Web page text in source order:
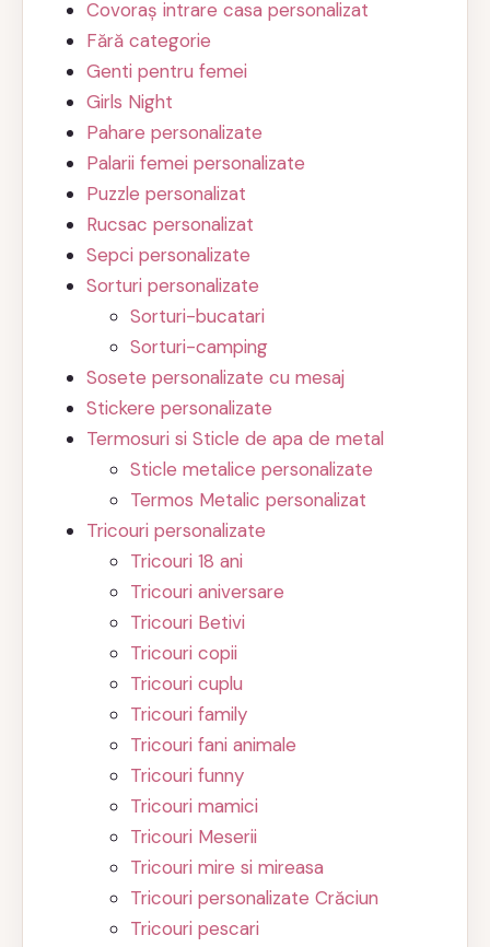
Covoraș intrare casa personalizat
Fără categorie
Genti pentru femei
Girls Night
Pahare personalizate
Palarii femei personalizate
Puzzle personalizat
Rucsac personalizat
Sepci personalizate
Sorturi personalizate
Sorturi-bucatari
Sorturi-camping
Sosete personalizate cu mesaj
Stickere personalizate
Termosuri si Sticle de apa de metal
Sticle metalice personalizate
Termos Metalic personalizat
Tricouri personalizate
Tricouri 18 ani
Tricouri aniversare
Tricouri Betivi
Tricouri copii
Tricouri cuplu
Tricouri family
Tricouri fani animale
Tricouri funny
Tricouri mamici
Tricouri Meserii
Tricouri mire si mireasa
Tricouri personalizate Crăciun
Tricouri pescari